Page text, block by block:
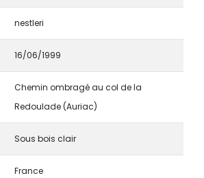
nestleri
16/06/1999
Chemin ombragé au col de la
Redoulade (Auriac)
Sous bois clair
France